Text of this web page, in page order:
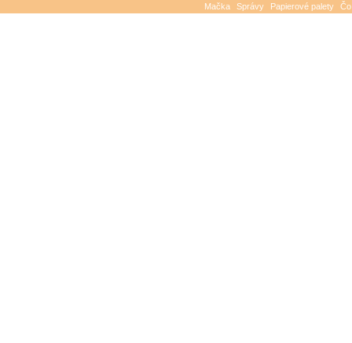
Mačka
Správy Papierové palety